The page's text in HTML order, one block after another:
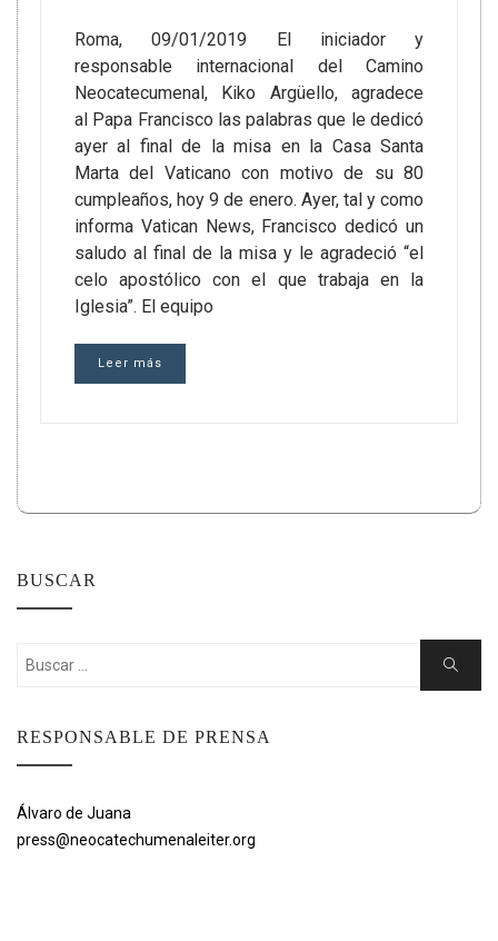
Roma, 09/01/2019 El iniciador y
responsable internacional del Camino
Neocatecumenal, Kiko Argüello, agradece
al Papa Francisco las palabras que le dedicó
ayer al final de la misa en la Casa Santa
Marta del Vaticano con motivo de su 80
cumpleaños, hoy 9 de enero. Ayer, tal y como
informa Vatican News, Francisco dedicó un
saludo al final de la misa y le agradeció “el
celo apostólico con el que trabaja en la
Iglesia”. El equipo
Leer más
BUSCAR
Buscar:
Buscar
RESPONSABLE DE PRENSA
Álvaro de Juana
press@neocatechumenaleiter.org